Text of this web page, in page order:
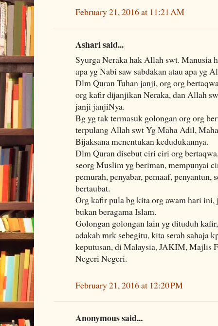
February 21, 2016 at 11:21 AM
Ashari said...
Syurga Neraka hak Allah swt. Manusia
apa yg Nabi saw sabdakan atau apa yg
Dlm Quran Tuhan janji, org org
org kafir dijanjikan Neraka, dan Allah
janji janjiNya.
Bg yg tak termasuk golongan org org
terpulang Allah swt Yg Maha Adil,
Bijaksana menentukan kedudukannya.
Dlm Quran disebut ciri ciri org
seorg Muslim yg beriman, mempunyai
pemurah, penyabar, pemaaf, penyantun,
bertaubat.
Org kafir pula bg kita org awam hari ini,
bukan beragama Islam.
Golongan golongan lain yg dituduh
adakah mrk sebegitu, kita serah sahaja
keputusan, di Malaysia, JAKIM, Majlis
Negeri Negeri.
February 21, 2016 at 12:20 PM
Anonymous said...